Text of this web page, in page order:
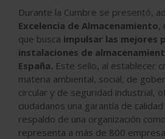
Durante la Cumbre se presentó,
Excelencia de Almacenamiento,
que busca impulsar las mejores
instalaciones de
España. Este sello, al establecer
materia ambiental, social, de
circular y de seguridad industrial,
ciudadanos una garantía de
respaldo de una organización
representa a más de 800